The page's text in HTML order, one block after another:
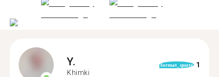
Y.
Khimki
format_quote 1